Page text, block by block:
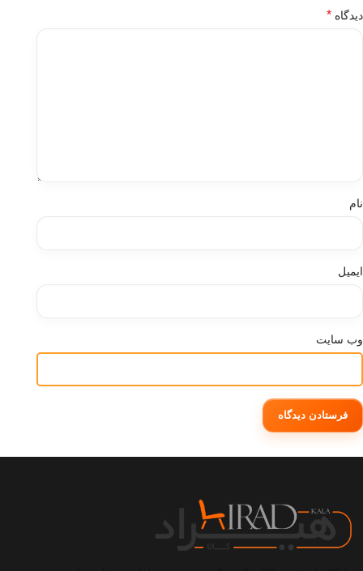
دیدگاه *
نام
ایمیل
وب‌ سایت